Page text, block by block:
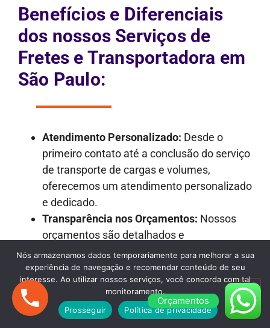
Benefícios e Diferenciais
dos nossos Serviços de
Fretes e Transportadora em
São Paulo:
Atendimento Personalizado: Desde o
primeiro contato até a conclusão do serviço
de transporte de cargas e volumes,
oferecemos um atendimento personalizado
e dedicado.
Transparência nos Orçamentos: Nossos
orçamentos são detalhados e
transparentes, garantindo que não haja
surpresas desagradáveis ao longo do
processo.
Frota Versátil:
Dispomos de uma frota
variada de veículos, incluindo caminhões de
Orçamentos
Nós armazenamos dados temporariamente para melhorar a sua
experiência de navegação e recomendar conteúdo de seu
interesse. Ao utilizar nossos serviços, você concorda com tal
monitoramento.
Prosseguir
Política de privacidade